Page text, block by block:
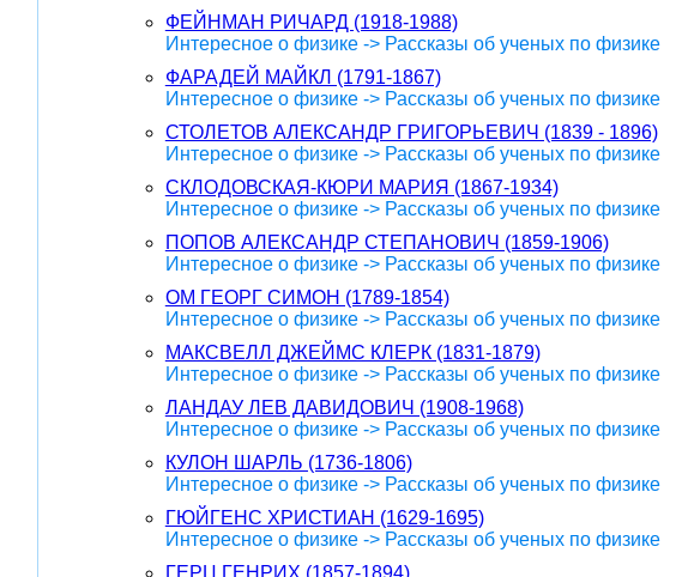
ФЕЙНМАН РИЧАРД (1918-1988)
Интересное о физике -> Рассказы об ученых по физике
ФАРАДЕЙ МАЙКЛ (1791-1867)
Интересное о физике -> Рассказы об ученых по физике
СТОЛЕТОВ АЛЕКСАНДР ГРИГОРЬЕВИЧ (1839 - 1896)
Интересное о физике -> Рассказы об ученых по физике
СКЛОДОВСКАЯ-КЮРИ МАРИЯ (1867-1934)
Интересное о физике -> Рассказы об ученых по физике
ПОПОВ АЛЕКСАНДР СТЕПАНОВИЧ (1859-1906)
Интересное о физике -> Рассказы об ученых по физике
ОМ ГЕОРГ СИМОН (1789-1854)
Интересное о физике -> Рассказы об ученых по физике
МАКСВЕЛЛ ДЖЕЙМС КЛЕРК (1831-1879)
Интересное о физике -> Рассказы об ученых по физике
ЛАНДАУ ЛЕВ ДАВИДОВИЧ (1908-1968)
Интересное о физике -> Рассказы об ученых по физике
КУЛОН ШАРЛЬ (1736-1806)
Интересное о физике -> Рассказы об ученых по физике
ГЮЙГЕНС ХРИСТИАН (1629-1695)
Интересное о физике -> Рассказы об ученых по физике
ГЕРЦ ГЕНРИХ (1857-1894)